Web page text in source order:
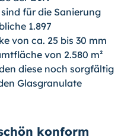
für die Sanierung
1.897
von ca. 25 bis 30 mm
von 2.580 m²
diese noch sorgfältig
Glasgranulate
konform